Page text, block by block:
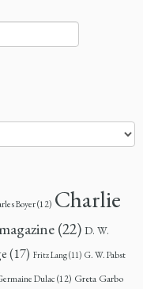
Boyer(12) Charlie
(22) D. W.
(17) Fritz Lang(11) G. W. Pabst
Dulac(12) Greta Garbo